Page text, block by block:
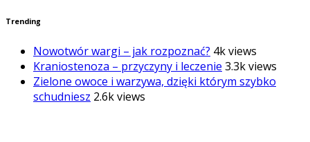
Trending
Nowotwór wargi – jak rozpoznać? 4k views
Kraniostenoza – przyczyny i leczenie 3.3k views
Zielone owoce i warzywa, dzięki którym szybko
schudniesz 2.6k views